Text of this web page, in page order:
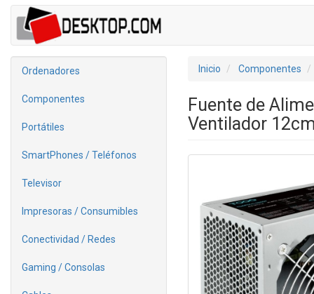
Ordenadores
Componentes
Portátiles
SmartPhones / Teléfonos
Televisor
Impresoras / Consumibles
Conectividad / Redes
Gaming / Consolas
Inicio Componentes
Fuente de
Ventilador